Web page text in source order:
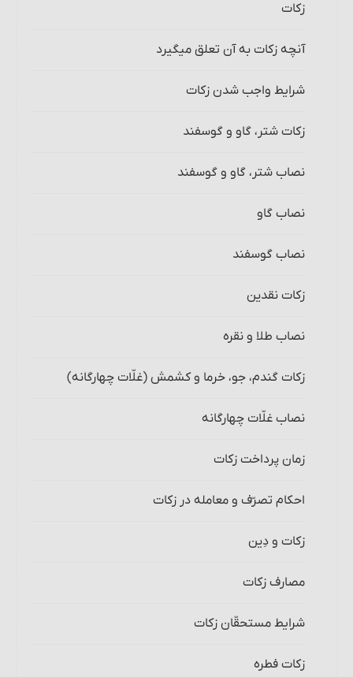
زکات
آنچه زکات به آن تعلق می‎گیرد‏
شرایط واجب شدن زکات‏
زکات شتر، گاو و گوسفند
نصاب شتر، گاو و گوسفند
نصاب گاو
نصاب گوسفند
زکات نقدین‏
نصاب طلا و نقره‏
زکات گندم، جو، خرما و کشمش (غلّات چهارگانه)
نصاب غلّات چهارگانه‏
زمان پرداخت زکات‏
احکام تصرّف و معامله در زکات
زکات و دِین‏
مصارف زکات
شرایط مستحقّان زکات‏
زکات فطره